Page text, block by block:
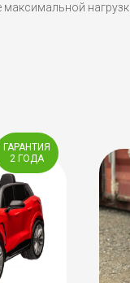
ГАРАНТИЯ
2 ГОДА